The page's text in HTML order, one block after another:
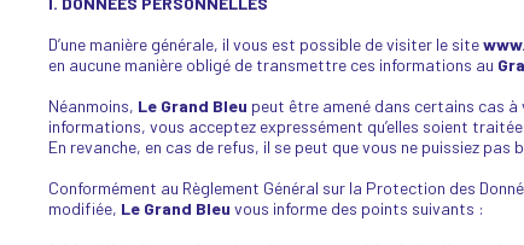
D’une manière générale, il vous est possible de visiter le site
en aucune manière obligé de transmettre ces informations au
Néanmoins, Le Grand Bleu peut être amené dans certains cas
informations, vous acceptez expressément qu’elles soient
En revanche, en cas de refus, il se peut que vous ne puissiez
Conformément au Règlement Général sur la Protection des
modifiée, Le Grand Bleu vous informe des points suivants :